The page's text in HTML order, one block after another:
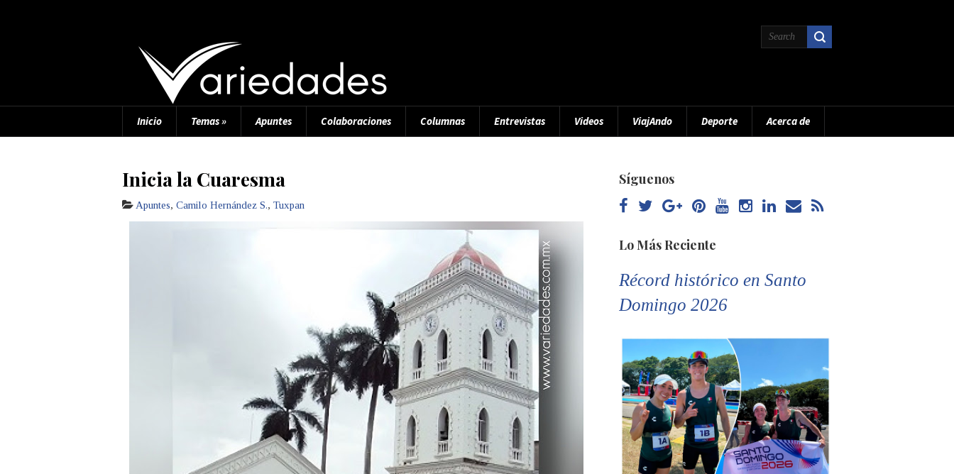
Inicio Temas» Apuntes Colaboraciones Columnas Entrevistas Videos ViajAndo Deporte Acerca de
Inicia la Cuaresma
Apuntes, Camilo Hernández S., Tuxpan
Síguenos
Lo Más Reciente
Récord histórico en Santo
Domingo 2026